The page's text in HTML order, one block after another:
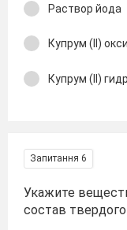
Раствор йода
Купрум (ІІ)
Купрум (ІІ)
Запитання 6
Укажите
состав